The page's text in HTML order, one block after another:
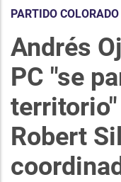
PARTIDO COLORADO
Andrés
PC "se
Robert